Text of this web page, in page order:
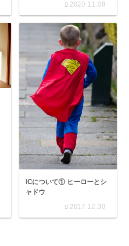
2020.11.08
ICについて① ヒーローとシ
ャドウ
2017.12.30